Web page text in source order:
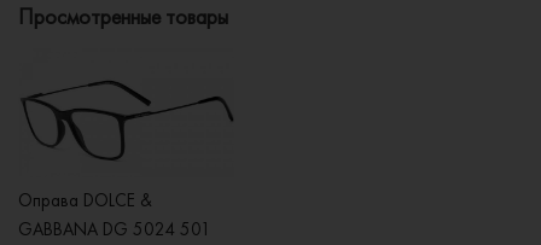
Просмотренные товары
Оправа DOLCE &
GABBANA DG 5024 501